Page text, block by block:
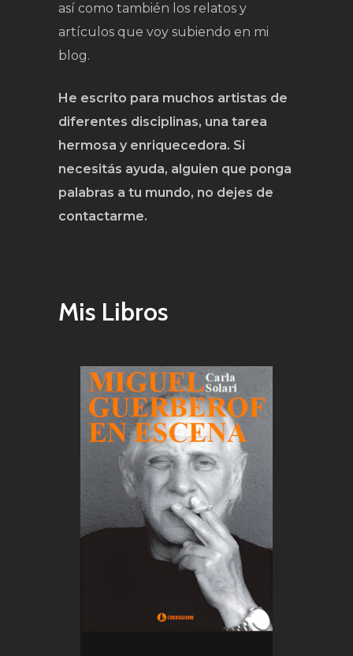
así como también los relatos y
artículos que voy subiendo en mi
blog.
He escrito para muchos artistas de
diferentes disciplinas, una tarea
hermosa y enriquecedora. Si
necesitás ayuda, alguien que ponga
palabras a tu mundo, no dejes de
contactarme.
Mis Libros